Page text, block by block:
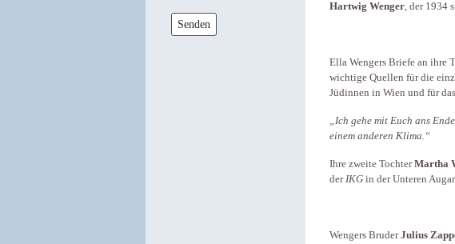
Senden
Hartwig Wenger, der 1934
Ella Wengers Briefe an ihre
wichtige Quellen für die
Jüdinnen in Wien und für
„Ich gehe mit Euch ans
einem anderen Klima.“
Ihre zweite TochterMartha
derIKG in der Unteren
Wengers BruderJulius